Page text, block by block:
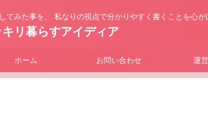
てみた事を、 私なりの視点で分かりやすく書くことを心
リ暮らすアイディア
ホーム お問い合わせ 運